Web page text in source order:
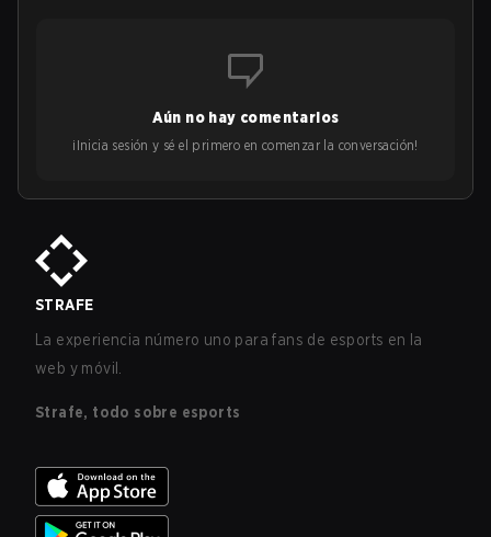
Aún no hay comentarios
¡Inicia sesión y sé el primero en comenzar la conversación!
STRAFE
La experiencia número uno para fans de esports en la
web y móvil.
Strafe, todo sobre esports